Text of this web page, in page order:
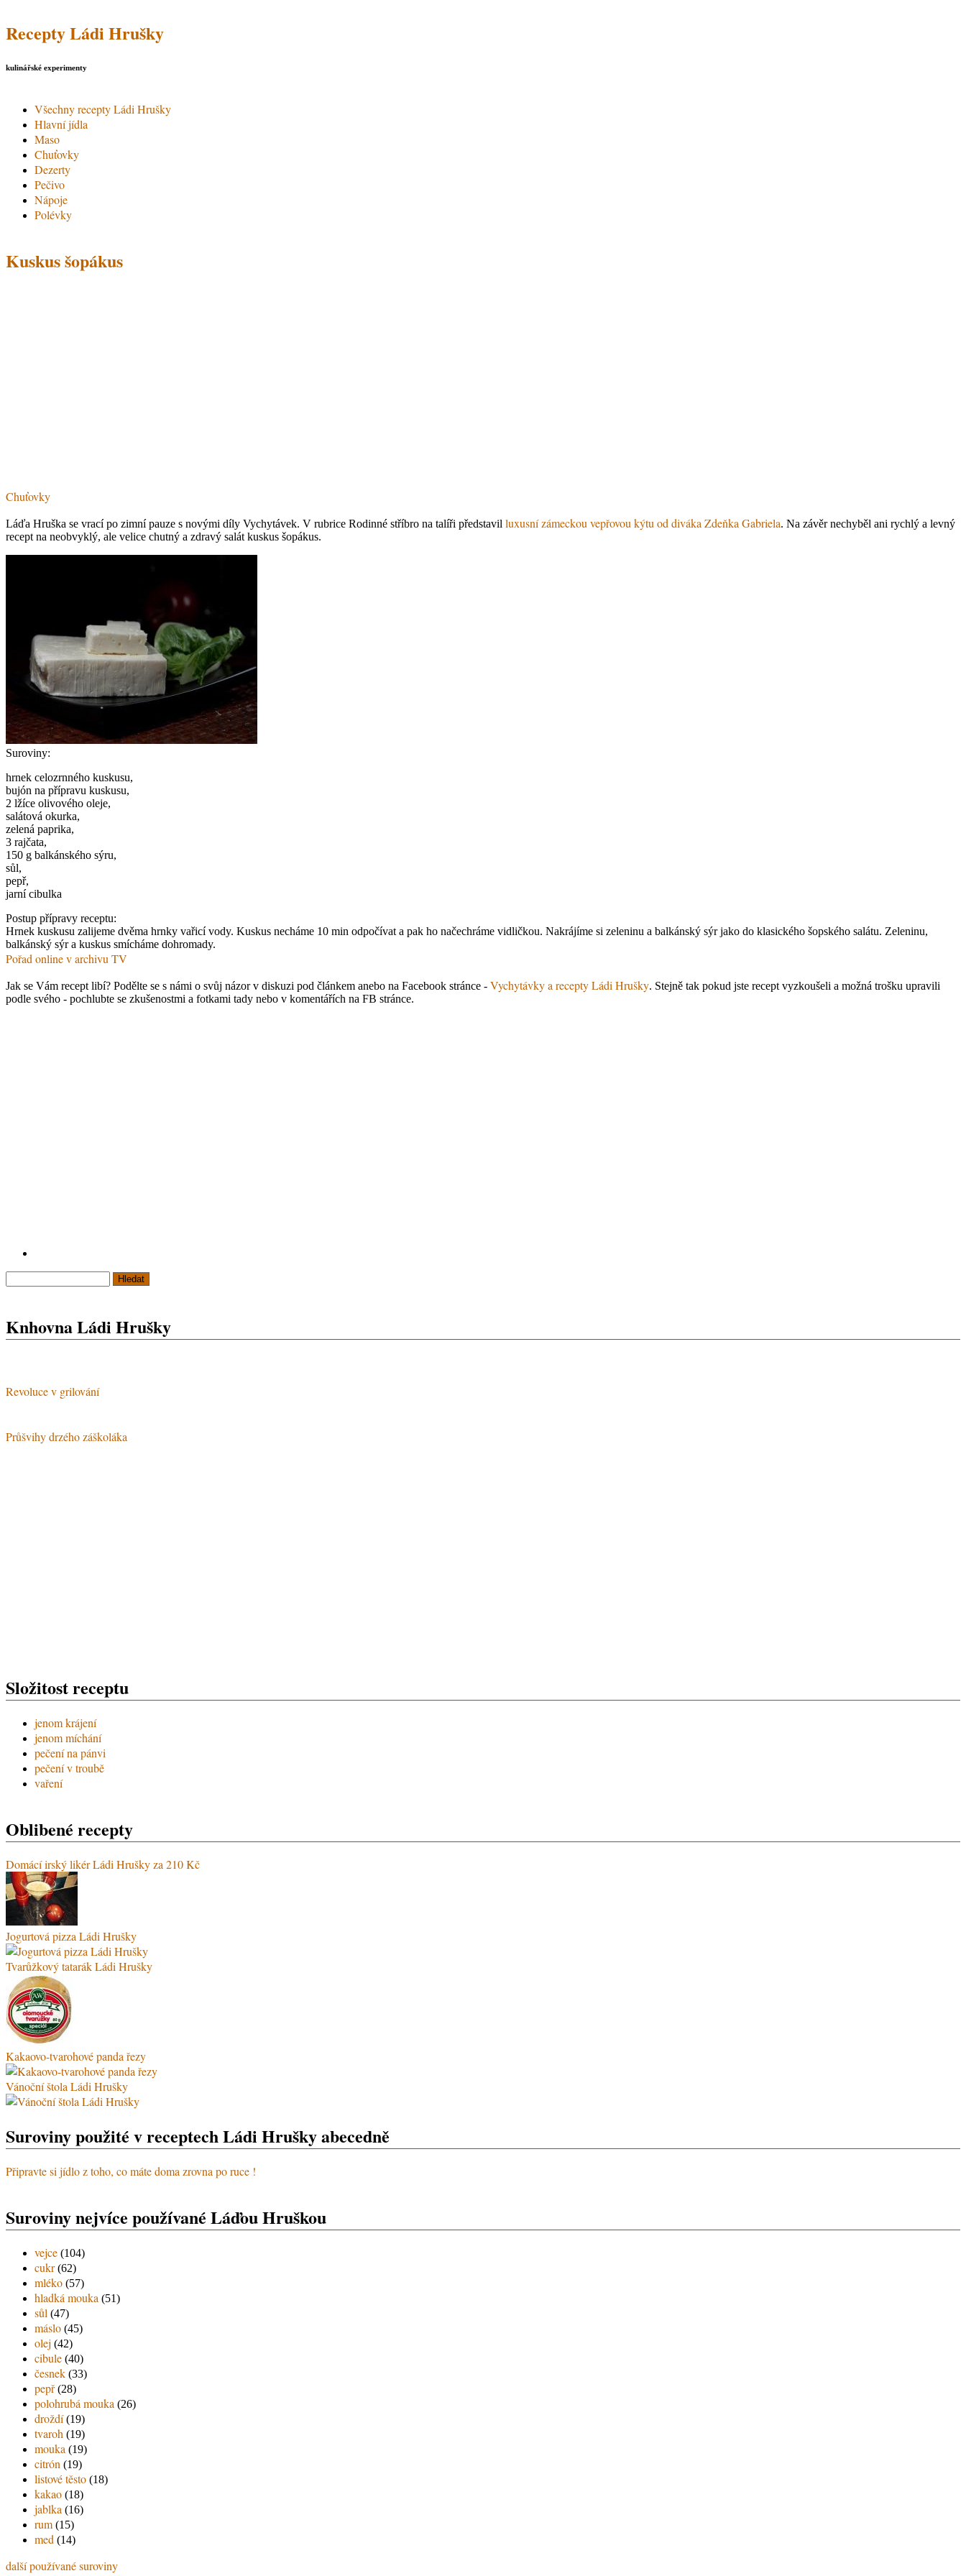
Recepty Ládi Hrušky
kulinářské experimenty
Hlavní menu
Všechny recepty Ládi Hrušky
Hlavní jídla
Maso
Chuťovky
Dezerty
Pečivo
Nápoje
Polévky
Kuskus šopákus
Chuťovky
Láďa Hruška se vrací po zimní pauze s novými díly Vychytávek. V rubrice Rodinné stříbro na talíři představil luxusní zámeckou vepřovou kýtu od diváka Zdeňka Gabriela. Na závěr nechyběl ani rychlý a levný
recept na neobvyklý, ale velice chutný a zdravý salát kuskus šopákus.
Suroviny:
hrnek celozrnného kuskusu,
bujón na přípravu kuskusu,
2 lžíce olivového oleje,
salátová okurka,
zelená paprika,
3 rajčata,
150 g balkánského sýru,
sůl,
pepř,
jarní cibulka
Postup přípravy receptu:
Hrnek kuskusu zalijeme dvěma hrnky vařicí vody. Kuskus necháme 10 min odpočívat a pak ho načechráme vidličkou. Nakrájíme si zeleninu a balkánský sýr jako do klasického šopského salátu. Zeleninu,
balkánský sýr a kuskus smícháme dohromady.
Pořad online v archivu TV
Jak se Vám recept libí? Podělte se s námi o svůj názor v diskuzi pod článkem anebo na Facebook stránce - Vychytávky a recepty Ládi Hrušky. Stejně tak pokud jste recept vyzkoušeli a možná trošku upravili
podle svého - pochlubte se zkušenostmi a fotkami tady nebo v komentářích na FB stránce.
Knhovna Ládi Hrušky
Revoluce v grilování
Průšvihy drzého záškoláka
Složitost receptu
jenom krájení
jenom míchání
pečení na pánvi
pečení v troubě
vaření
Oblibené recepty
Domácí irský likér Ládi Hrušky za 210 Kč
Jogurtová pizza Ládi Hrušky
Tvarůžkový tatarák Ládi Hrušky
Kakaovo-tvarohové panda řezy
Vánoční štola Ládi Hrušky
Suroviny použité v receptech Ládi Hrušky abecedně
Připravte si jídlo z toho, co máte doma zrovna po ruce !
Suroviny nejvíce používané Láďou Hruškou
vejce (104)
cukr (62)
mléko (57)
hladká mouka (51)
sůl (47)
máslo (45)
olej (42)
cibule (40)
česnek (33)
pepř (28)
polohrubá mouka (26)
droždí (19)
tvaroh (19)
mouka (19)
citrón (19)
listové těsto (18)
kakao (18)
jablka (16)
rum (15)
med (14)
další používané suroviny